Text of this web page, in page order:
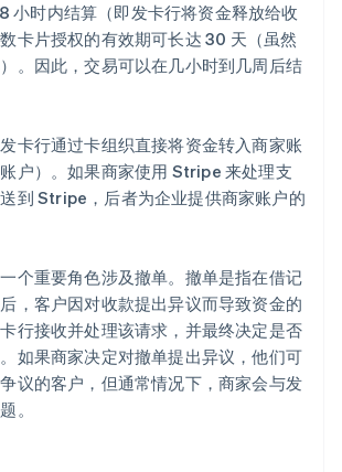
小时内结算（即发卡行将资金释放给收
卡片授权的有效期可长达 30 天（虽然
。因此，交易可以在几小时到几周后结
卡行通过卡组织直接将资金转入商家账
户）。如果商家使用 Stripe 来处理支
到 Stripe，后者为企业提供商家账户的
个重要角色涉及撤单。撤单是指在借记
，客户因对收款提出异议而导致资金的
行接收并处理该请求，并最终决定是否
如果商家决定对撤单提出异议，他们可
议的客户，但通常情况下，商家会与发
。